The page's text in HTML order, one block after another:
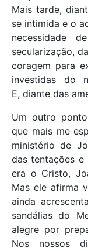
Mais tarde,
se intimida e o
necessidade
secularização,
coragem para
investidas do
E, diante das
Um outro
que mais me
ministério de
das tentações e
era o Cristo,
Mas ele afirma
ainda
sandálias do
alegre por
Nos nossos